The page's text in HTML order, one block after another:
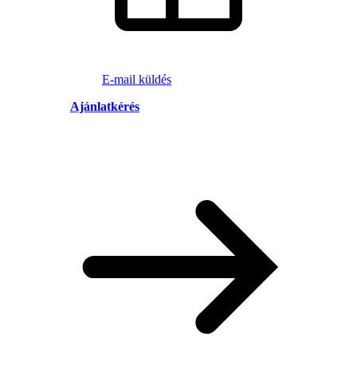
E-mail küldés
Ajánlatkérés